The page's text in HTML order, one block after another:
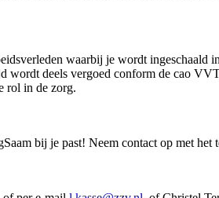
waarbij je wordt
deels vergoed conform de cao
rol in de zorg.
bij je past! Neem contact op met